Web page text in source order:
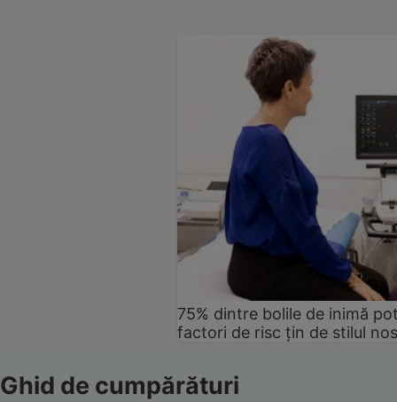
75% dintre bolile de inimă
factori de risc țin de stilul
Ghid de cumpărături